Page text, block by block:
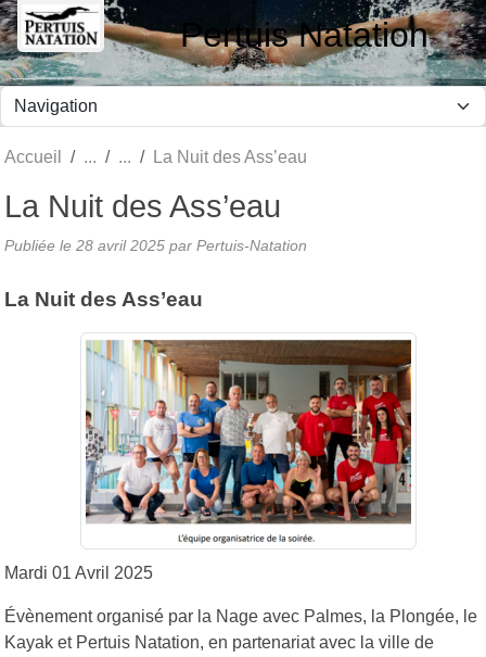
Pertuis Natation
Accueil La Nuit des Ass’eau
La Nuit des Ass’eau
Publiée le 28 avril 2025 par Pertuis-Natation
La Nuit des Ass’eau
Mardi 01 Avril 2025
Évènement organisé par la Nage avec Palmes, la Plongée, le
Kayak et Pertuis Natation, en partenariat avec la ville de
Panneau de gestion des cookies